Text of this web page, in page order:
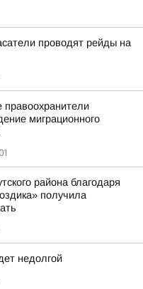
проводят рейды на
правоохранители
миграционного
района благодаря
получила
недолгой